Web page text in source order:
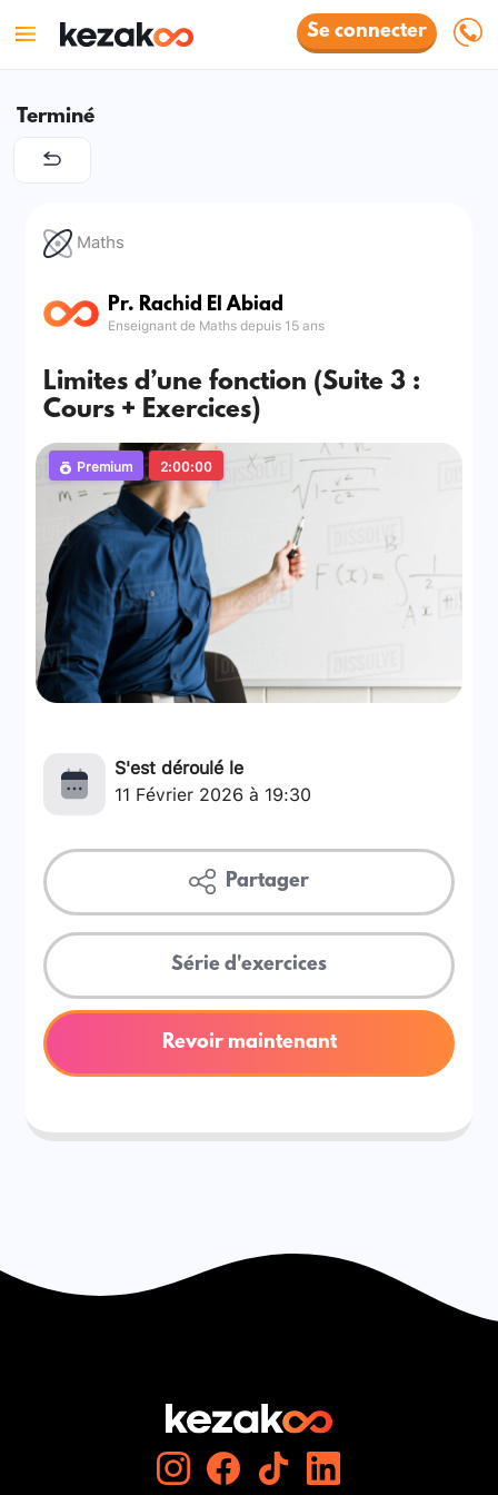
Se connecter
Terminé
Maths
Pr. Rachid El Abiad
Enseignant de Maths depuis 15 ans
Limites d’une fonction (Suite 3 :
Cours + Exercices)
Premium 2:00:00
S'est déroulé le
11 Février 2026 à 19:30
Partager
Série d'exercices
Revoir maintenant